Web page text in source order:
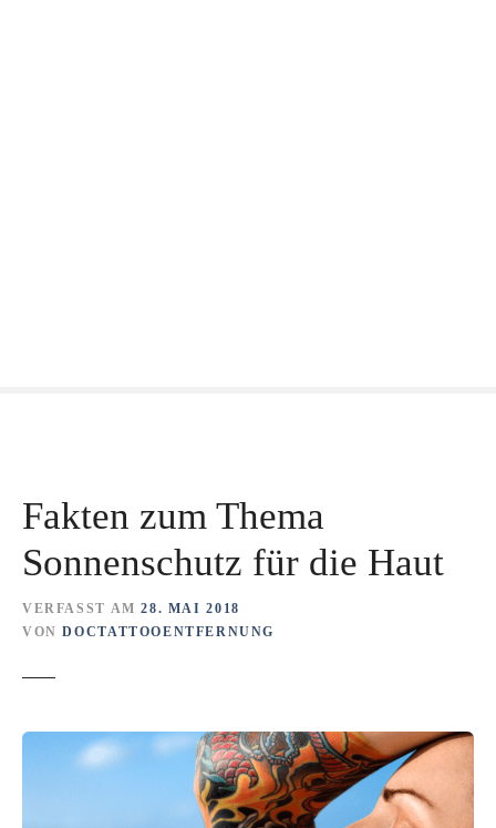
Fakten zum Thema
Sonnenschutz für die Haut
VERFASST AM 28. MAI 2018
VON DOCTATTOOENTFERNUNG